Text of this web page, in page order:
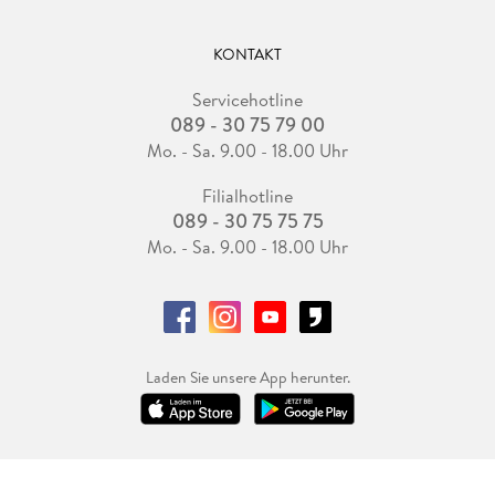
KONTAKT
Servicehotline
089 - 30 75 79 00
Mo. - Sa. 9.00 - 18.00 Uhr
Filialhotline
089 - 30 75 75 75
Mo. - Sa. 9.00 - 18.00 Uhr
Laden Sie unsere App herunter.